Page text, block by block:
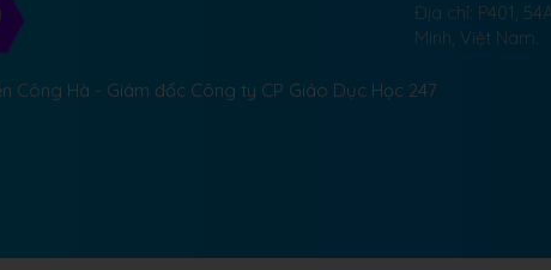
Địa chỉ: P401,
Minh, Việt Nam.
Công Hà - Giám đốc Công ty CP Giáo Dục Học 247